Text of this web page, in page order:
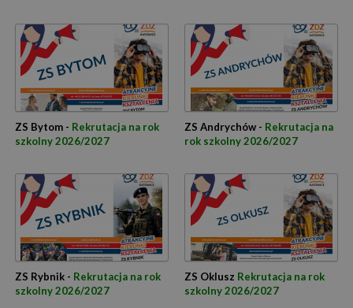
ZS Bytom - Rekrutacja na rok
szkolny 2026/2027
ZS Andrychów - Rekrutacja na
rok szkolny 2026/2027
ZS Rybnik - Rekrutacja na rok
szkolny 2026/2027
ZS Oklusz Rekrutacja na rok
szkolny 2026/2027